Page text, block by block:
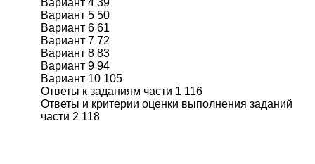
Вариант 4 39
Вариант 5 50
Вариант 6 61
Вариант 7 72
Вариант 8 83
Вариант 9 94
Вариант 10 105
Ответы к заданиям части 1 116
Ответы и критерии оценки выполнения заданий
части 2 118